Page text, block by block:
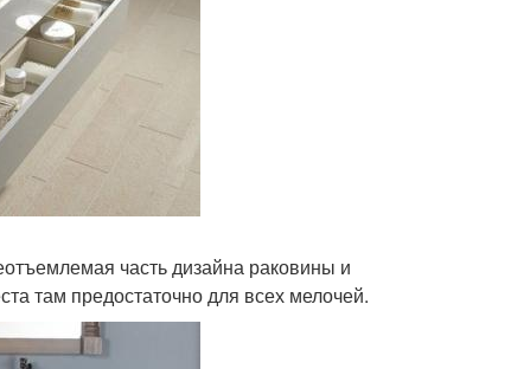
часть дизайна раковины и
там предостаточно для всех мелочей.